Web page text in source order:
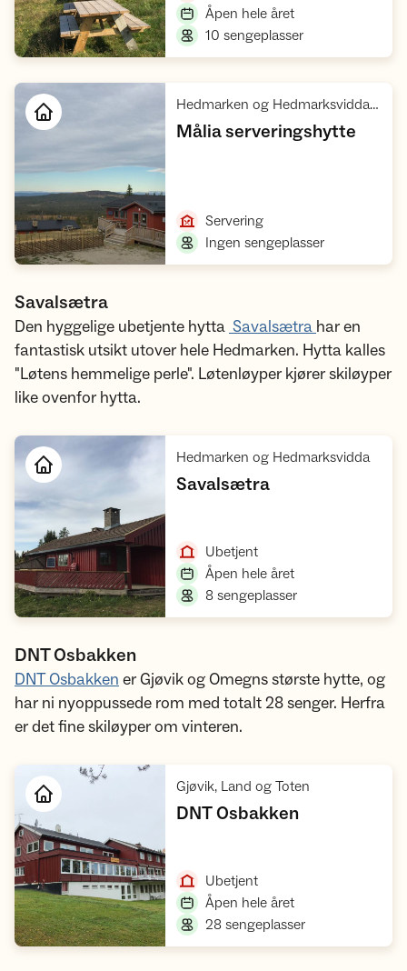
Åpen hele året,
10 sengeplasser,
Hedmarken og Hedmarksvidda, Rondane villreinområde 1
Målia serveringshytte
Servering,
Ingen sengeplasser,
Savalsætra
Den hyggelige ubetjente hytta Savalsætra har en
fantastisk utsikt utover hele Hedmarken. Hytta kalles
"Løtens hemmelige perle". Løtenløyper kjører skiløyper
like ovenfor hytta.
Hedmarken og Hedmarksvidda
Savalsætra,
Ubetjent,
Åpen hele året,
8 sengeplasser,
DNT Osbakken
DNT Osbakken er Gjøvik og Omegns største hytte, og
har ni nyoppussede rom med totalt 28 senger. Herfra
er det fine skiløyper om vinteren.
Gjøvik, Land og Toten
DNT Osbakken,
Ubetjent,
Åpen hele året,
28 sengeplasser,